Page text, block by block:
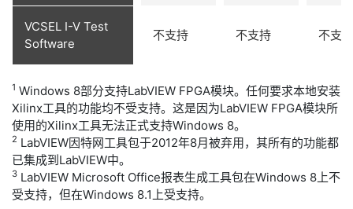
VCSEL I-V Test
Software
不支持 不支持 不支持
1 Windows 8部分支持LabVIEW FPGA模块。任何要求本地安装
Xilinx工具的功能均不受支持。这是因为LabVIEW FPGA模块所
使用的Xilinx工具无法正式支持Windows 8。
2 LabVIEW因特网工具包于2012年8月被弃用，其所有的功能都
已集成到LabVIEW中。
3 LabVIEW Microsoft Office报表生成工具包在Windows 8上不
受支持，但在Windows 8.1上受支持。